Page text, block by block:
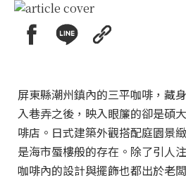
屏東縣潮州鎮內的三平咖啡，藏
入巷弄之後，映入眼簾的卻是碩
啡店。日式建築外觀搭配庭園景
是海市蜃樓般的存在。除了引人
咖啡內的設計與擺飾也都出於老